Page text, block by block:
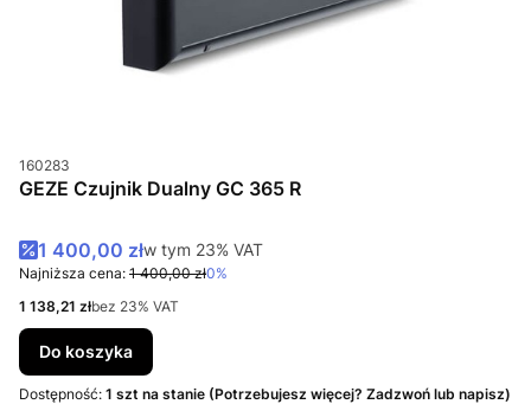
Kod produktu
160283
GEZE Czujnik Dualny GC 365 R
Cena promocyjna brutto
1 400,00 złw tym %s VAT
w tym 23% VAT
Najniższa cena: 1 400,00 zł0%
Cena netto
1 138,21 złbez 23% VAT
Do koszyka
Dostępność: 1 szt na stanie (Potrzebujesz więcej? Zadzwoń lub napisz)